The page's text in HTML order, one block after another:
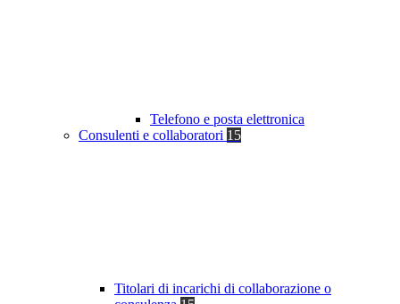
Telefono e posta elettronica
Consulenti e collaboratori 15
Titolari di incarichi di collaborazione o